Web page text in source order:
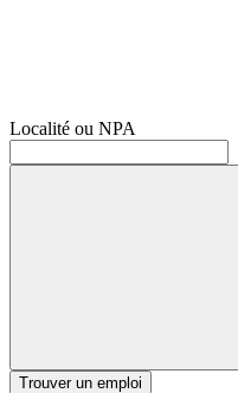
Localité ou NPA
Trouver un emploi